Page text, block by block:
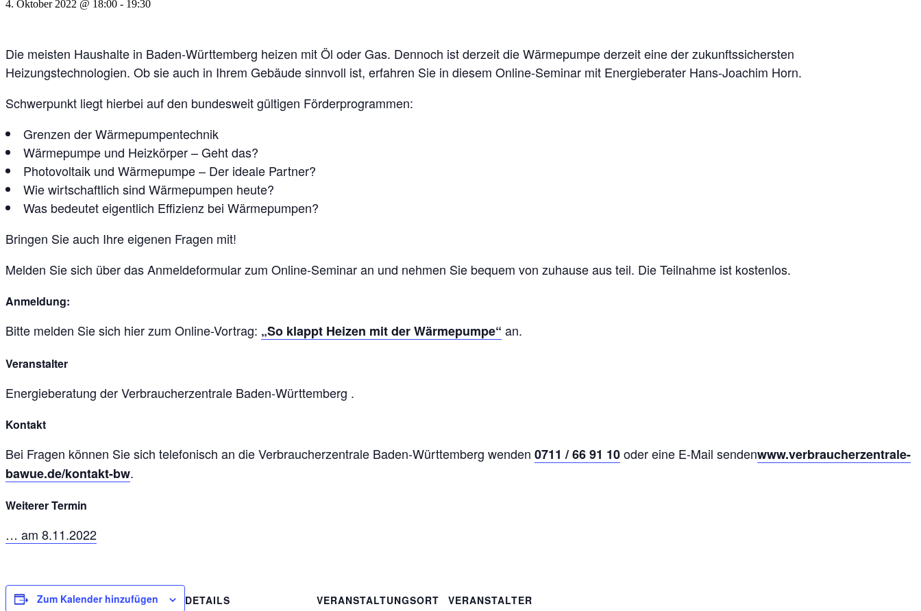
4. Oktober 2022 @ 18:00 - 19:30
Die meisten Haushalte in Baden-Württemberg heizen mit Öl oder Gas. Dennoch ist derzeit die Wärmepumpe derzeit eine der zukunftssichersten
Heizungstechnologien. Ob sie auch in Ihrem Gebäude sinnvoll ist, erfahren Sie in diesem Online-Seminar mit Energieberater Hans-Joachim Horn.
Schwerpunkt liegt hierbei auf den bundesweit gültigen Förderprogrammen:
Grenzen der Wärmepumpentechnik
Wärmepumpe und Heizkörper – Geht das?
Photovoltaik und Wärmepumpe – Der ideale Partner?
Wie wirtschaftlich sind Wärmepumpen heute?
Was bedeutet eigentlich Effizienz bei Wärmepumpen?
Bringen Sie auch Ihre eigenen Fragen mit!
Melden Sie sich über das Anmeldeformular zum Online-Seminar an und nehmen Sie bequem von zuhause aus teil. Die Teilnahme ist kostenlos.
Anmeldung:
Bitte melden Sie sich hier zum Online-Vortrag: „So klappt Heizen mit der Wärmepumpe“ an.
Veranstalter
Energieberatung der Verbraucherzentrale Baden-Württemberg .
Kontakt
Bei Fragen können Sie sich telefonisch an die Verbraucherzentrale Baden-Württemberg wenden 0711 / 66 91 10oder eine E-Mail sendenwww.verbraucherzentrale-
bawue.de/kontakt-bw.
Weiterer Termin
… am 8.11.2022
Zum Kalender hinzufügen
DETAILS
VERANSTALTUNGSORT
VERANSTALTER